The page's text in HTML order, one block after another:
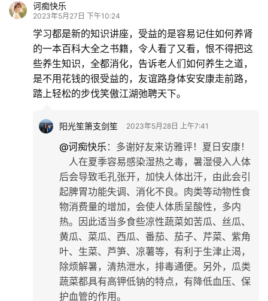
诃痴快乐
2023年5月27日 下午10:24
学习都是新的知识讲座，受益的是容易记住如何养肾
的一本百科大全之书籍，令人看了又看，恨不得把这
些养生知识，全都消化，告诉老人们如何养生之道，
是不用花钱的很受益的，友谊路身体安安康走前路，
踏上轻松的步伐笑傲江湖弛聘天下。
阳光笙箫支剑笙 2023年5月28日 上午7:41
@诃痴快乐 ： 多谢好友来访雅评！夏日安康！
人在夏季容易感染湿热之毒，暑湿侵入人体
后会导致毛孔张开，加快人体出汗，由此会引
起脾胃功能失调、消化不良。肉类等动物性食
物消费量的增加，会使人体质呈酸性，多内
热。因此适当多食些凉性蔬菜如苦瓜、丝瓜、
黄瓜、菜瓜、西瓜、番茄、茄子、芹菜、紫角
叶、生菜、芦笋、凉薯等，有利于生津止渴，
除烦解暑，清热泄水，排毒通便。另外，瓜类
蔬菜都具有高钾低钠的特点，有降低血压、保
护血管的作用。